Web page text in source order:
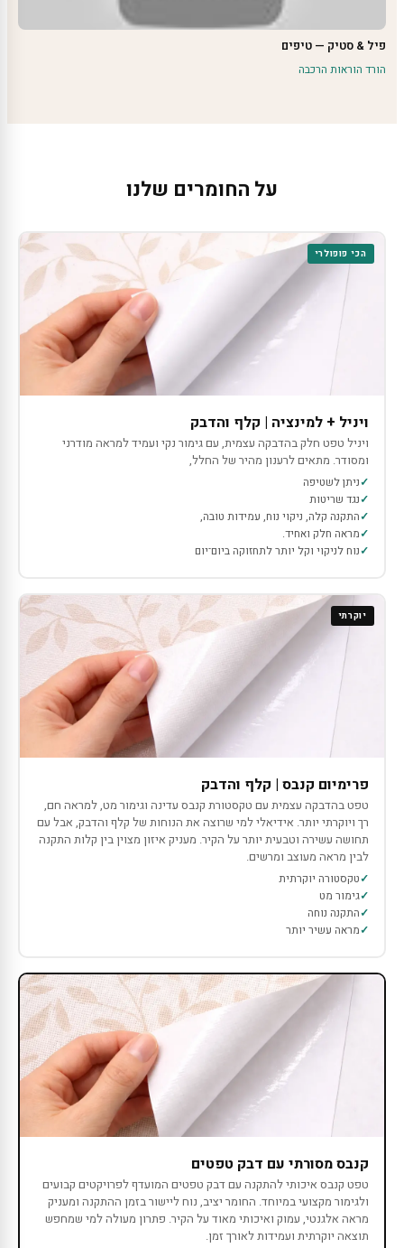
פיל & סטיק — טיפים
הורד הוראות הרכבה
על החומרים שלנו
הכי פופולרי
ויניל + למינציה | קלף והדבק
ויניל טפט חלק בהדבקה עצמית, עם גימור נקי ועמיד למראה מודרני
ומסודר. מתאים לרענון מהיר של החלל,
ניתן לשטיפה
נגד שריטות
התקנה קלה, ניקוי נוח, עמידות טובה,
מראה חלק ואחיד.
נוח לניקוי וקל יותר לתחזוקה ביום־יום
יוקרתי
פרימיום קנבס | קלף והדבק
טפט בהדבקה עצמית עם טקסטורת קנבס עדינה וגימור מט, למראה חם,
רך ויוקרתי יותר. אידיאלי למי שרוצה את הנוחות של קלף והדבק, אבל עם
תחושה עשירה וטבעית יותר על הקיר. מעניק איזון מצוין בין קלות התקנה
לבין מראה מעוצב ומרשים.
טקסטורה יוקרתית
גימור מט
התקנה נוחה
מראה עשיר יותר
קנבס מסורתי עם דבק טפטים
טפט קנבס איכותי להתקנה עם דבק טפטים המועדף לפרויקטים קבועים
ולגימור מקצועי במיוחד. החומר יציב, נוח ליישור בזמן ההתקנה ומעניק
מראה אלגנטי, עמוק ואיכותי מאוד על הקיר. פתרון מעולה למי שמחפש
תוצאה יוקרתית ועמידות לאורך זמן.